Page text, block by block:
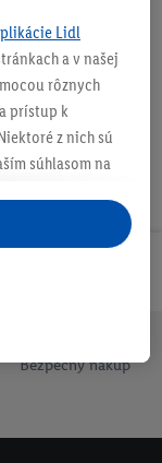
Bezpečný nákup
Lidl
a v našej
rôznych
prístup k
z nich sú
súhlasom na
mimo nich. Ak
sa spracúvajú
do svojho
adresy,
v službách